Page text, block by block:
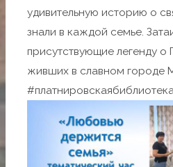
удивительную историю о
знали в каждой семье.
присутствующие легенду о
живших в славном городе